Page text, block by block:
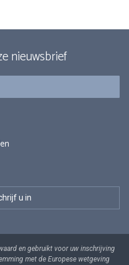
nieuwsbrief
en gebruikt voor uw inschrijving
met de Europese wetgeving